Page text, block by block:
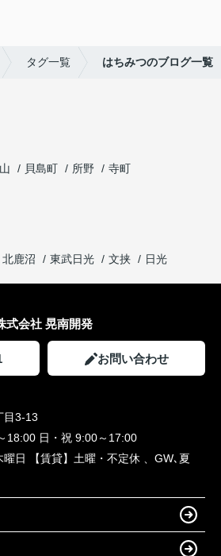
タグ一覧 はちみつのブログ一覧
貝島町 所野
寺町
北鹿沼 東武日光 文挟 日光
式会社 晃南開発
お問い合わせ
目3-13
18:00 日・祝 9:00～17:00
曜日 【賃貸】土曜・不定休 、GW､夏